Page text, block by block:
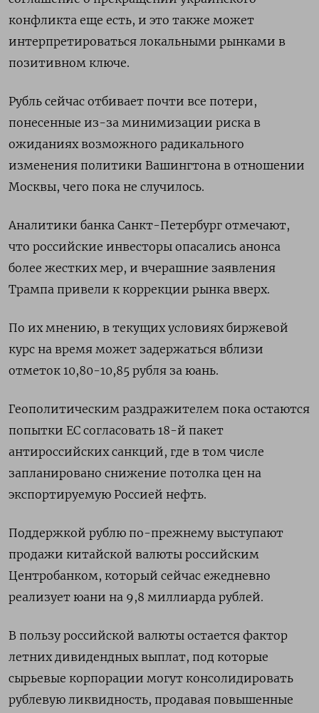
конфликта еще есть, и это также может
интерпретироваться локальными рынками в
позитивном ключе.
Рубль сейчас отбивает почти все потери,
понесенные из-за минимизации риска в
ожиданиях возможного радикального
изменения политики Вашингтона в отношении
Москвы, чего пока не случилось.
Аналитики банка Санкт-Петербург отмечают,
что российские инвесторы опасались анонса
более жестких мер, и вчерашние заявления
Трампа привели к коррекции рынка вверх.
По их мнению, в текущих условиях биржевой
курс на время может задержаться вблизи
отметок 10,80-10,85 рубля за юань.
Геополитическим раздражителем пока остаются
попытки ЕС согласовать 18-й пакет
антироссийских санкций, где в том числе
запланировано снижение потолка цен на
экспортируемую Россией нефть.
Поддержкой рублю по-прежнему выступают
продажи китайской валюты российским
Центробанком, который сейчас ежедневно
реализует юани на 9,8 миллиарда рублей.
В пользу российской валюты остается фактор
летних дивидендных выплат, под которые
сырьевые корпорации могут консолидировать
рублевую ликвидность, продавая повышенные